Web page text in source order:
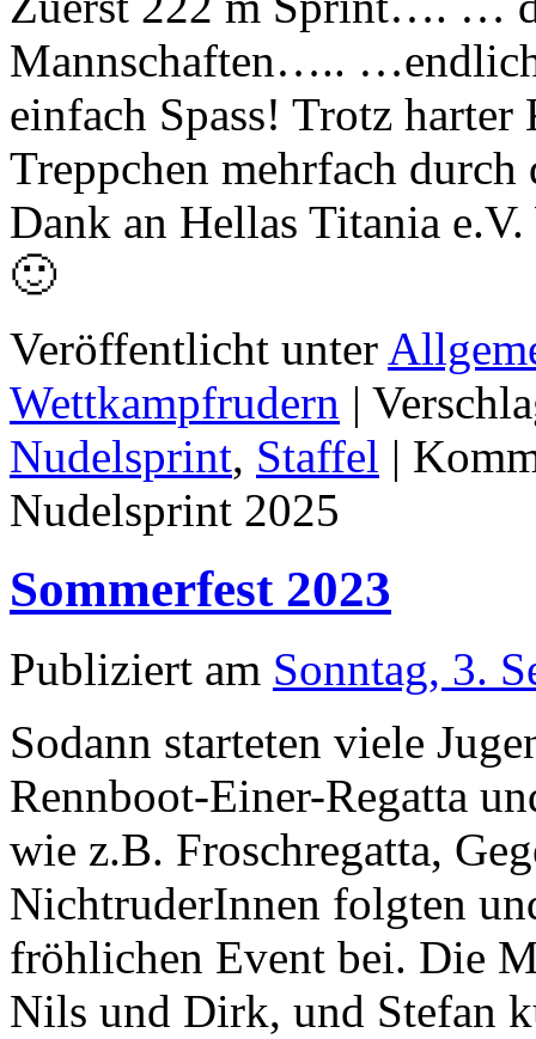
Mannschaften…..
einfach Spass! Trotz
Treppchen mehrfach
Dank an Hellas Titania
🙂
Veröffentlicht unter
Wettkampfrudern |
Nudelsprint, Staffel |
Nudelsprint 2025
Sommerfest 2023
Publiziert am Sonntag, 3.
Sodann starteten viele
Rennboot-Einer-Regatta
wie z.B. Froschregatta,
NichtruderInnen folgten
fröhlichen Event bei. Die
Nils und Dirk, und Stefan